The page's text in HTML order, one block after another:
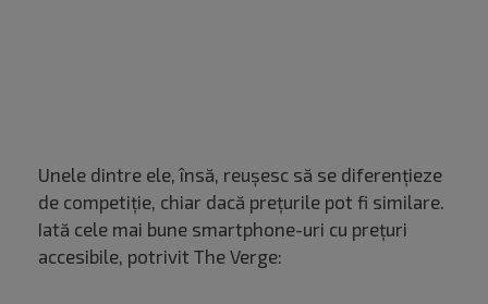
Unele dintre ele, însă, reușesc să se diferențieze
de competiție, chiar dacă prețurile pot fi similare.
Iată cele mai bune smartphone-uri cu prețuri
accesibile, potrivit The Verge: